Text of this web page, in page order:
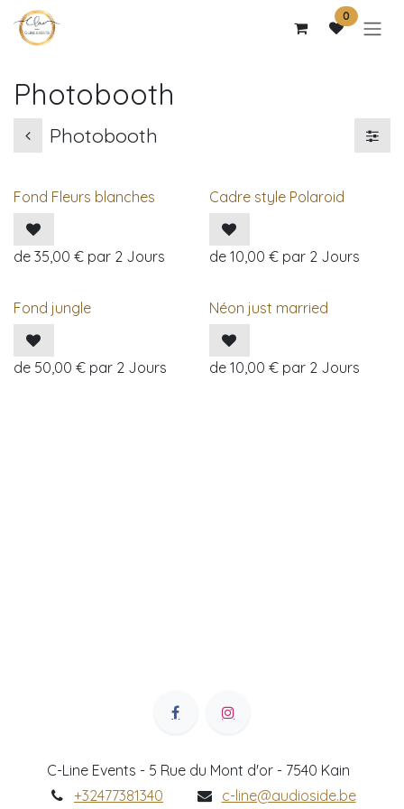
Se rendre au contenu 0
Photobooth
Photobooth
Fond Fleurs blanches
de 35,00 € par 2 Jours
Cadre style Polaroid
de 10,00 € par 2 Jours
Fond jungle
de 50,00 € par 2 Jours
Néon just married
de 10,00 € par 2 Jours
C-Line Events - 5 Rue du Mont d'or - 7540 Kain
+32477381340
c-line@audioside.be